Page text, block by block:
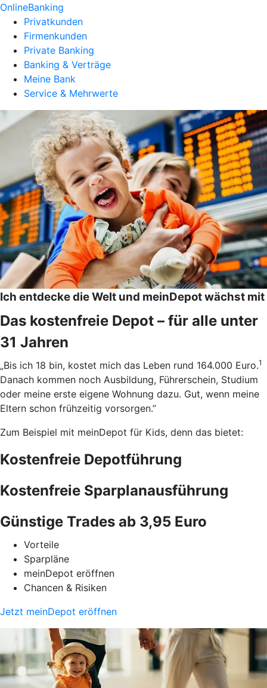
OnlineBanking
Privatkunden
Firmenkunden
Private Banking
Banking & Verträge
Meine Bank
Service & Mehrwerte
Ich entdecke die Welt und meinDepot wächst mit
Das kostenfreie Depot – für alle unter
31 Jahren
„Bis ich 18 bin, kostet mich das Leben rund 164.000 Euro.1
Danach kommen noch Ausbildung, Führerschein, Studium
oder meine erste eigene Wohnung dazu. Gut, wenn meine
Eltern schon frühzeitig vorsorgen.”
Zum Beispiel mit meinDepot für Kids, denn das bietet:
Kostenfreie Depotführung
Kostenfreie Sparplanausführung
Günstige Trades ab 3,95 Euro
Vorteile
Sparpläne
meinDepot eröffnen
Chancen & Risiken
Jetzt meinDepot eröffnen